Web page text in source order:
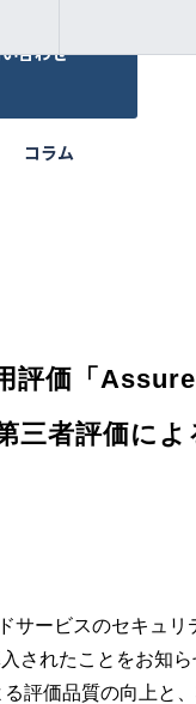
合わせ
コラム
評価「
三者評価によ
ービスのセキュリ
されたことをお知ら
評価品質の向上と